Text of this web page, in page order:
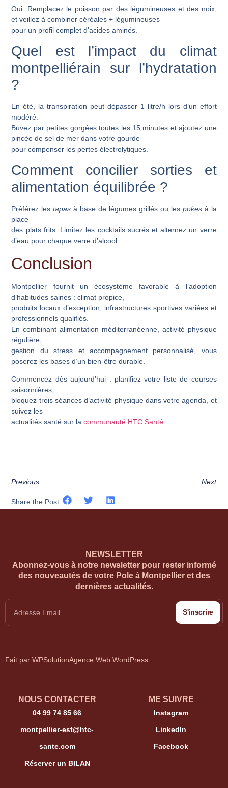
Oui. Remplacez le poisson par des légumineuses et des noix,
et veillez à combiner céréales + légumineuses
pour un profil complet d’acides aminés.
Quel est l’impact du climat
montpelliérain sur l’hydratation
?
En été, la transpiration peut dépasser 1 litre/h lors d’un effort
modéré.
Buvez par petites gorgées toutes les 15 minutes et ajoutez une
pincée de sel de mer dans votre gourde
pour compenser les pertes électrolytiques.
Comment concilier sorties et
alimentation équilibrée ?
Préférez lestapas à base de légumes grillés ou les pokesà la
place
des plats frits. Limitez les cocktails sucrés et alternez un verre
d’eau pour chaque verre d’alcool.
Conclusion
Montpellier fournit un écosystème favorable à l’adoption
d’habitudes saines : climat propice,
produits locaux d’exception, infrastructures sportives variées et
professionnels qualifiés.
En combinantalimentation méditerranéenne, activité physique
régulière,
gestion du stress et accompagnement personnalisé, vous
poserez les bases d’un bien-être durable.
Commencez dès aujourd’hui : planifiez votre liste de courses
saisonnières,
bloquez trois séances d’activité physique dans votre agenda, et
suivez les
actualités santé sur lacommunauté HTC Santé
Previous Next
Share the Post:
NEWSLETTER
Abonnez-vous à notre newsletter pour rester informé
des nouveautés de votre Pole à Montpellier et des
dernières actualités.
S'inscrire
Fait par WPSolutionAgence Web WordPress
NOUS CONTACTER
04 99 74 85 66
montpellier-est@htc-
sante.com
Réserver un BILAN
ME SUIVRE
Instagram
LinkedIn
Facebook